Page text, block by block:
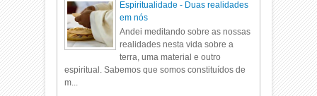
Espiritualidade - Duas realidades
em nós
Andei meditando sobre as nossas
realidades nesta vida sobre a
terra, uma material e outro
espiritual. Sabemos que somos constituídos de
m...